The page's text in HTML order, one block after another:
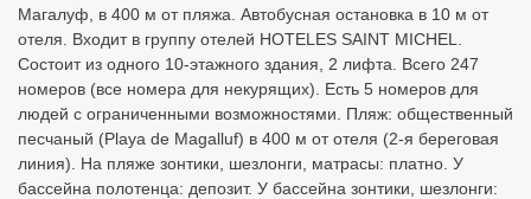
Магалуф, в 400 м от пляжа. Автобусная остановка в 10 м от
отеля. Входит в группу отелей HOTELES SAINT MICHEL.
Состоит из одного 10-этажного здания, 2 лифта. Всего 247
номеров (все номера для некурящих). Есть 5 номеров для
людей с ограниченными возможностями. Пляж: общественный
песчаный (Playa de Magalluf) в 400 м от отеля (2-я береговая
линия). На пляже зонтики, шезлонги, матрасы: платно. У
бассейна полотенца: депозит. У бассейна зонтики, шезлонги: